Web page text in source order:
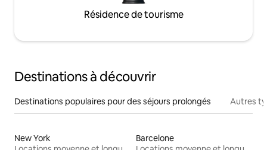
Résidence de tourisme
Destinations à découvrir
Destinations populaires pour des séjours prolongés Autres
New York
Barcelone